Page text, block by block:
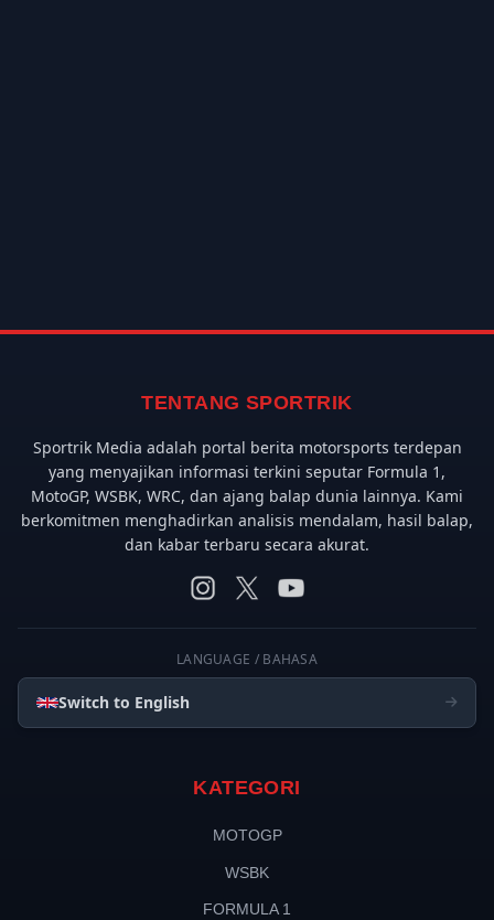
TENTANG SPORTRIK
Sportrik Media adalah portal berita motorsports terdepan
yang menyajikan informasi terkini seputar Formula 1,
MotoGP, WSBK, WRC, dan ajang balap dunia lainnya. Kami
berkomitmen menghadirkan analisis mendalam, hasil balap,
dan kabar terbaru secara akurat.
LANGUAGE / BAHASA
Switch to English
KATEGORI
MOTOGP
WSBK
FORMULA 1